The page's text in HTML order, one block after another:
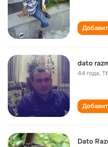
dato
44 года,
Dato